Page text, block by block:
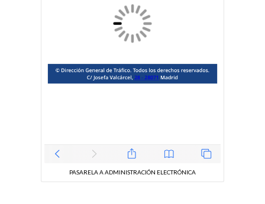
PASARELA A ADMINISTRACIÓN ELECTRÓNICA